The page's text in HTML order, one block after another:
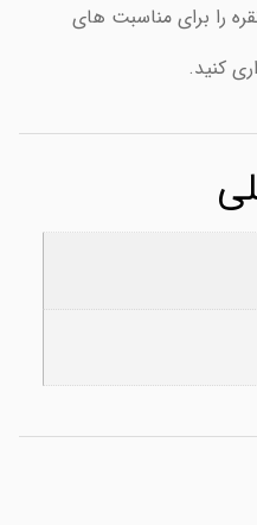
را برای مناسبت های
کنید.